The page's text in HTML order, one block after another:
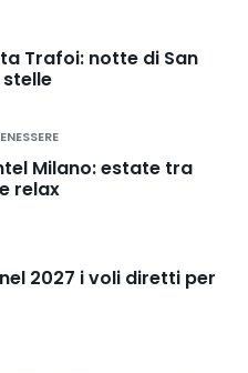
Trafoi: notte di San
Milano: estate tra
relax
2027 i voli diretti per